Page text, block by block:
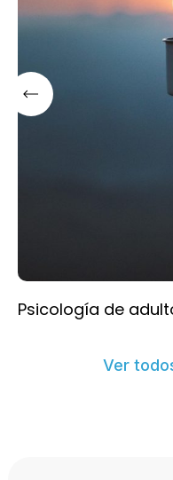
Psicología de
Ver